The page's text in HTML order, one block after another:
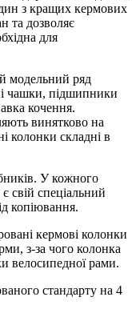
з кращих кермових
та дозволяє
для
модельний ряд
чашки, підшипники
кочення.
винятково на
колонки складні в
У кожного
свій спеціальний
копіювання.
кермові колонки
з-за чого колонка
велосипедної рами.
стандарту на 4